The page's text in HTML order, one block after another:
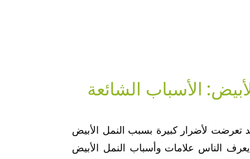
الأسباب الشائعة
تعرضت لأضرار كبيرة بسبب النمل الأبيض
الناس علامات وأسباب النمل الأبيض